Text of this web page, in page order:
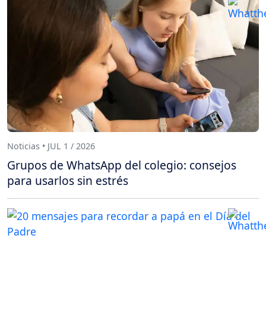
Noticias • JUL 1 / 2026
Grupos de WhatsApp del colegio: consejos
para usarlos sin estrés